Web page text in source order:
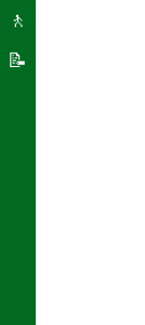
Образователни
възможности
🚶
Система
📝